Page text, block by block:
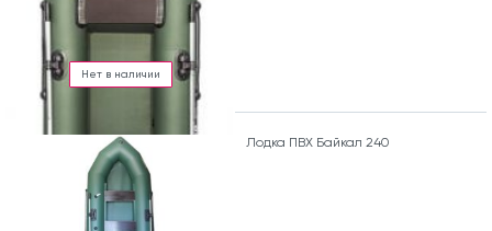
Нет в наличии
Лодка ПВХ Байкал 240